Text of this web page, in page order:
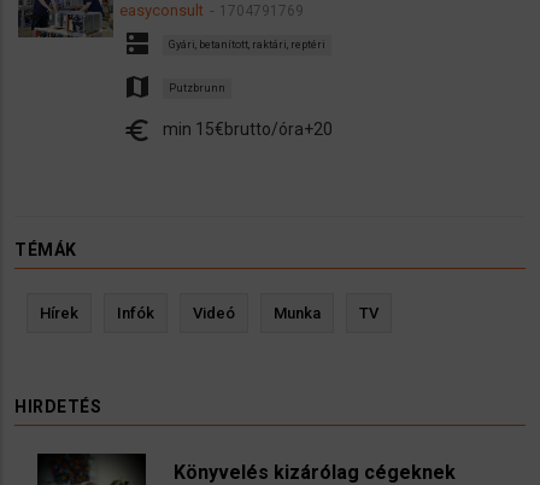
easyconsult 1704791769
dns Gyári, betanított, raktári, reptéri
map Putzbrunn
euro min 15€brutto/óra+20
TÉMÁK
Hírek Infók Videó Munka TV
HIRDETÉS
Könyvelés kizárólag cégeknek